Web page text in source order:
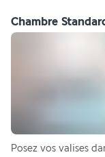
Chambre
Posez vos valises